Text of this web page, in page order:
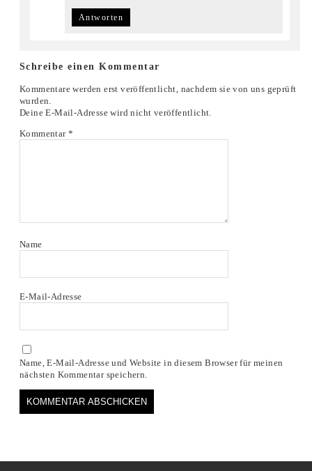
Antworten
Schreibe einen Kommentar
Kommentare werden erst veröffentlicht, nachdem sie von uns geprüft
wurden.
Deine E-Mail-Adresse wird nicht veröffentlicht.
Kommentar *
Name
E-Mail-Adresse
Name, E-Mail-Adresse und Website in diesem Browser für meinen
nächsten Kommentar speichern.